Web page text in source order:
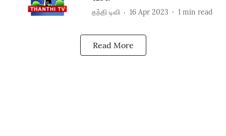
தந்தி டிவி 16 Apr 2023 1 min read
Read More